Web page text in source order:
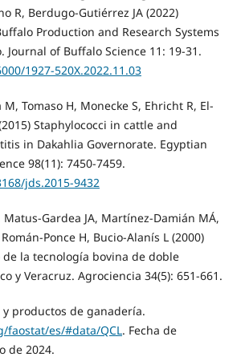
R, Berdugo-Gutiérrez JA (2022)
Production and Research Systems
Journal of Buffalo Science 11: 19-31.
1927-520X.2022.11.03
Tomaso H, Monecke S, Ehricht R, El-
Staphylococci in cattle and
in Dakahlia Governorate. Egyptian
98(11): 7450-7459.
jds.2015-9432
Matus-Gardea JA, Martínez-Damián MÁ,
Ponce H, Bucio-Alanís L (2000)
la tecnología bovina de doble
y Veracruz. Agrociencia 34(5): 651-661.
y productos de ganadería.
faostat/es/#data/QCL. Fecha de
de 2024.